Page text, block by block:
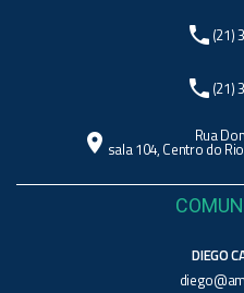
phone (21)
phone (21)
location_on Rua
sala 104, Centro do
DIEGO